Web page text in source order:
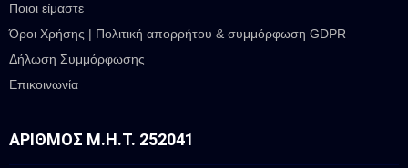
Ποιοι είμαστε
Όροι Χρήσης | Πολιτική απορρήτου & συμμόρφωση GDPR
Δήλωση Συμμόρφωσης
Επικοινωνία
ΑΡΙΘΜΌΣ Μ.Η.Τ. 252041